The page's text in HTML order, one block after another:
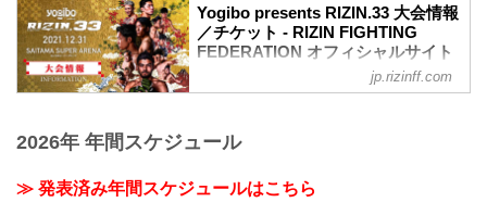
12月31日（金）さいたまスーパーアリー
ナで開催されるYogibo presents RIZIN.33
の出場選手たちによる公開練習を、
17LIVEで生配信することが決定したぞ！
公開練習の様子はRIZIN FF 公式アカウン
行われる予定だ！選手へ質疑の際に、ラ
イブ配信中に寄せられたコメントを選手
大会を間近に控えた選手たちの練習風
Yogibo presents RIZIN.33 大会情報
／チケット - RIZIN FIGHTING
FEDERATION オフィシャルサイト
日時
開始
jp.rizinff.com
2026年 年間スケジュール
≫ 発表済み年間スケジュールはこちら